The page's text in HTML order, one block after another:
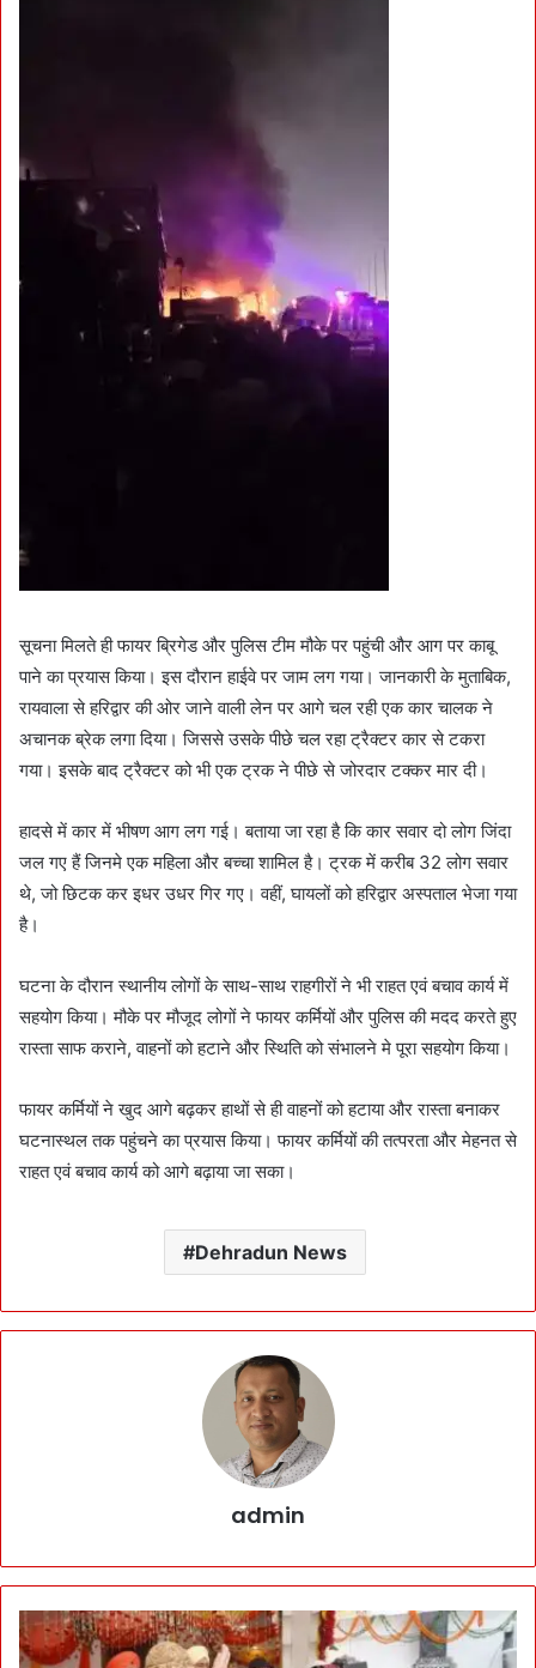
सूचना मिलते ही फायर ब्रिगेड और पुलिस टीम मौके पर पहुंची और आग पर काबू
पाने का प्रयास किया। इस दौरान हाईवे पर जाम लग गया। जानकारी के मुताबिक,
रायवाला से हरिद्वार की ओर जाने वाली लेन पर आगे चल रही एक कार चालक ने
अचानक ब्रेक लगा दिया। जिससे उसके पीछे चल रहा ट्रैक्टर कार से टकरा
गया। इसके बाद ट्रैक्टर को भी एक ट्रक ने पीछे से जोरदार टक्कर मार दी।
हादसे में कार में भीषण आग लग गई। बताया जा रहा है कि कार सवार दो लोग जिंदा
जल गए हैं जिनमे एक महिला और बच्चा शामिल है। ट्रक में करीब 32 लोग सवार
थे, जो छिटक कर इधर उधर गिर गए। वहीं, घायलों को हरिद्वार अस्पताल भेजा गया
है।
घटना के दौरान स्थानीय लोगों के साथ-साथ राहगीरों ने भी राहत एवं बचाव कार्य में
सहयोग किया। मौके पर मौजूद लोगों ने फायर कर्मियों और पुलिस की मदद करते हुए
रास्ता साफ कराने, वाहनों को हटाने और स्थिति को संभालने मे पूरा सहयोग किया।
फायर कर्मियों ने खुद आगे बढ़कर हाथों से ही वाहनों को हटाया और रास्ता बनाकर
घटनास्थल तक पहुंचने का प्रयास किया। फायर कर्मियों की तत्परता और मेहनत से
राहत एवं बचाव कार्य को आगे बढ़ाया जा सका।
Dehradun News
admin